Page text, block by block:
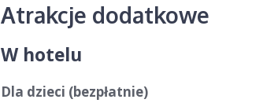
Atrakcje dodatkowe
W hotelu
Dla dzieci (bezpłatnie)